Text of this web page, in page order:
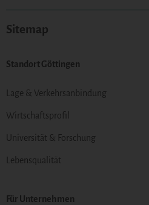
Sitemap
Standort Göttingen
Lage & Verkehrsanbindung
Wirtschaftsprofil
Universität & Forschung
Lebensqualität
Für Unternehmen